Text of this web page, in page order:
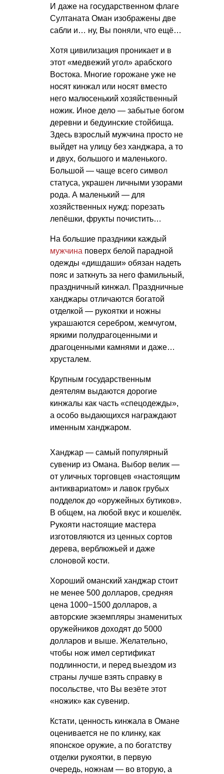
И даже на государственном флаге
Султаната Оман изображены две
сабли и… ну, Вы поняли, что ещё…
Хотя цивилизация проникает и в
этот «медвежий угол» арабского
Востока. Многие горожане уже не
носят кинжал или носят вместо
него малюсенький хозяйственный
ножик. Иное дело — забытые богом
деревни и бедуинские стойбища.
Здесь взрослый мужчина просто не
выйдет на улицу без ханджара, а то
и двух, большого и маленького.
Большой — чаще всего символ
статуса, украшен личными узорами
рода. А маленький — для
хозяйственных нужд: порезать
лепёшки, фрукты почистить…
На большие праздники каждый
мужчина поверх белой парадной
одежды «дишдаши» обязан надеть
пояс и заткнуть за него фамильный,
праздничный кинжал. Праздничные
ханджары отличаются богатой
отделкой — рукоятки и ножны
украшаются серебром, жемчугом,
яркими полудрагоценными и
драгоценными камнями и даже…
хрусталем.
Крупным государственным
деятелям выдаются дорогие
кинжалы как часть «спецодежды»,
а особо выдающихся награждают
именным ханджаром.
Ханджар — самый популярный
сувенир из Омана. Выбор велик —
от уличных торговцев «настоящим
антиквариатом» и лавок грубых
подделок до «оружейных бутиков».
В общем, на любой вкус и кошелёк.
Рукояти настоящие мастера
изготовляются из ценных сортов
дерева, верблюжьей и даже
слоновой кости.
Хороший оманский ханджар стоит
не менее 500 долларов, средняя
цена 1000−1500 долларов, а
авторские экземпляры знаменитых
оружейников доходят до 5000
долларов и выше. Желательно,
чтобы нож имел сертификат
подлинности, и перед выездом из
страны лучше взять справку в
посольстве, что Вы везёте этот
«ножик» как сувенир.
Кстати, ценность кинжала в Омане
оценивается не по клинку, как
японское оружие, а по богатству
отделки рукоятки, в первую
очередь, ножнам — во вторую, а